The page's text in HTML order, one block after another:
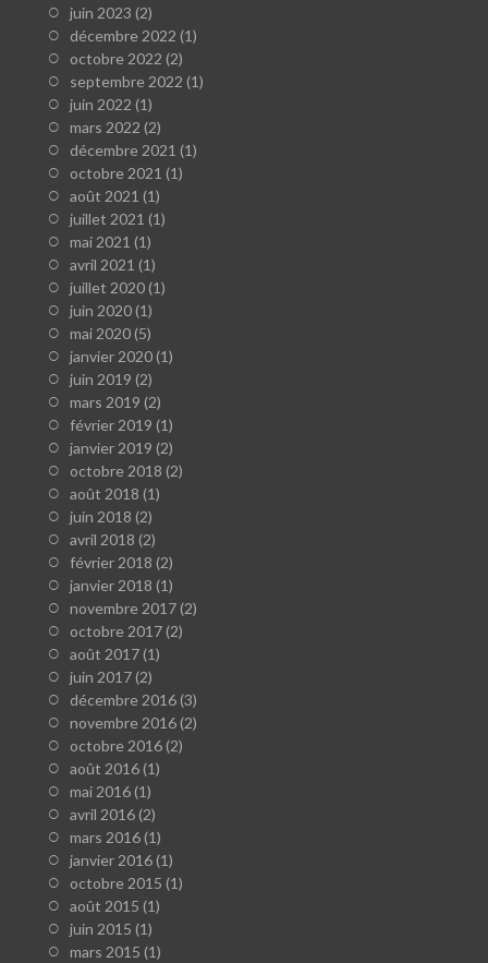
juin 2023 (2)
décembre 2022 (1)
octobre 2022 (2)
septembre 2022 (1)
juin 2022 (1)
mars 2022 (2)
décembre 2021 (1)
octobre 2021 (1)
août 2021 (1)
juillet 2021 (1)
mai 2021 (1)
avril 2021 (1)
juillet 2020(1)
juin 2020(1)
mai 2020(5)
janvier 2020(1)
juin 2019 (2)
mars 2019 (2)
février 2019 (1)
janvier 2019 (2)
octobre 2018 (2)
août 2018 (1)
juin 2018 (2)
avril 2018 (2)
février 2018 (2)
janvier 2018 (1)
novembre 2017(2)
octobre 2017(2)
août 2017(1)
juin 2017(2)
décembre 2016(3)
novembre 2016(2)
octobre 2016(2)
août 2016(1)
mai 2016(1)
avril 2016(2)
mars 2016(1)
janvier 2016(1)
octobre 2015 (1)
août 2015 (1)
juin 2015 (1)
mars 2015 (1)